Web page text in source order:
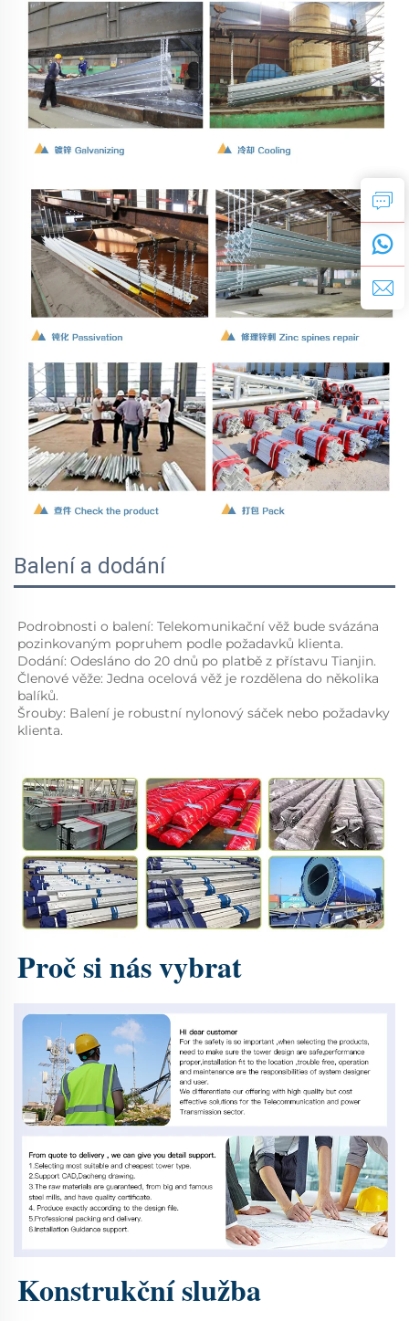
Balení a dodání
Podrobnosti o balení: Telekomunikační věž bude svázána
pozinkovaným popruhem podle požadavků klienta.
Dodání: Odesláno do 20 dnů po platbě z přístavu Tianjin.
Členové věže: Jedna ocelová věž je rozdělena do několika
balíků.
Šrouby: Balení je robustní nylonový sáček nebo požadavky
klienta.
Proč si nás vybrat
Konstrukční služba